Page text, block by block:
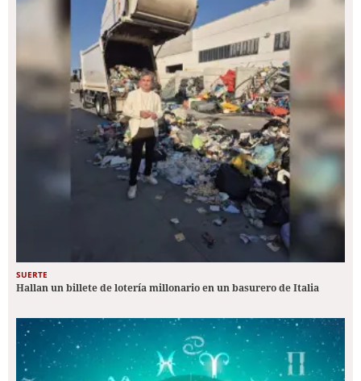
SUERTE
Hallan un billete de lotería millonario en un basurero de Italia